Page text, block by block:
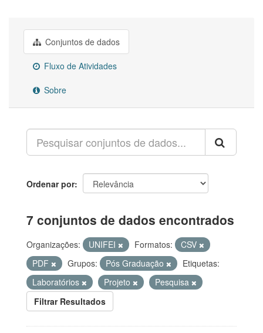
Conjuntos de dados
Fluxo de Atividades
Sobre
Ordenar por
7 conjuntos de dados encontrados
Organizações: UNIFEI Formatos:
CSV
PDF
Grupos: Pós Graduação
Etiquetas:
Laboratórios
Projeto
Pesquisa
Filtrar Resultados